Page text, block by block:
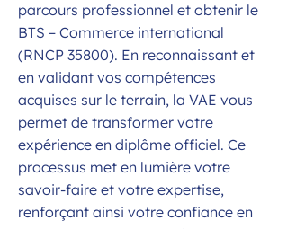
parcours professionnel et obtenir le
BTS – Commerce international
(RNCP 35800). En reconnaissant et
en validant vos compétences
acquises sur le terrain, la VAE vous
permet de transformer votre
expérience en diplôme officiel. Ce
processus met en lumière votre
savoir-faire et votre expertise,
renforçant ainsi votre confiance en